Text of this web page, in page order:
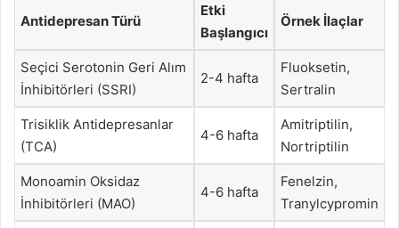
Antidepresan Türü
Etki
Başlangıcı
Örnek İlaçlar
Seçici Serotonin Geri Alım
İnhibitörleri (SSRI)
2-4 hafta
Fluoksetin,
Sertralin
Trisiklik Antidepresanlar
(TCA)
4-6 hafta
Amitriptilin,
Nortriptilin
Monoamin Oksidaz
İnhibitörleri (MAO)
4-6 hafta
Fenelzin,
Tranylcypromin